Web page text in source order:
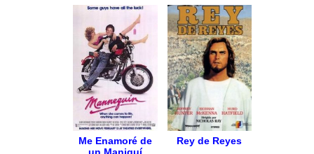
Me Enamoré de
Rey de Reyes